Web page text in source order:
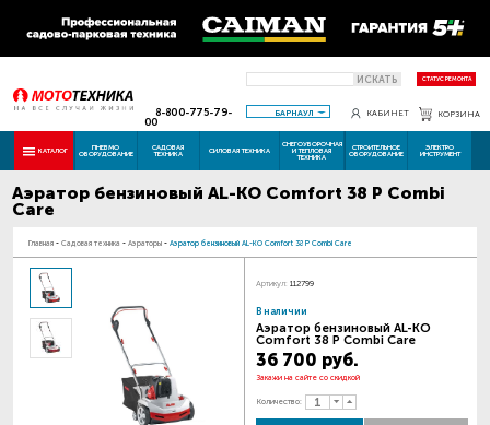
ИСКАТЬ СТАТУС РЕМОНТА
8-800-775-79-
00
БАРНАУЛ КАБИНЕТ КОРЗИНА
КАТАЛОГ ПНЕВМО
ОБОРУДОВАНИЕ
САДОВАЯ
ТЕХНИКА СИЛОВАЯ ТЕХНИКА
СНЕГОУБОРОЧНАЯ
И ТЕПЛОВАЯ
ТЕХНИКА
СТРОИТЕЛЬНОЕ
ОБОРУДОВАНИЕ
ЭЛЕКТРО
ИНСТРУМЕНТ
Аэратор бензиновый AL-KO Comfort 38 P Combi
Care
Главная - Садовая техника - Аэраторы - Аэратор бензиновый AL-KO Comfort 38 P Combi Care
Артикул: 112799
В наличии
Аэратор бензиновый AL-KO
Comfort 38 P Combi Care
36 700 руб.
Закажи на сайте со скидкой
Количество: